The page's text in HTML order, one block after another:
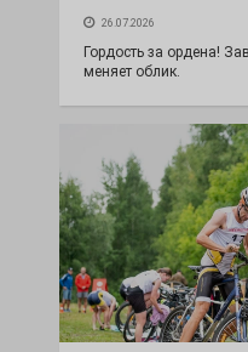
26.07.2026
Гордость за ордена!
меняет облик.